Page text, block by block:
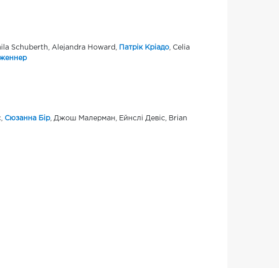
Schuberth, Alejandra Howard, Патрік Кріадо, Celia
Сюзанна Бір, Джош Малерман, Ейнслі Девіс, Brian